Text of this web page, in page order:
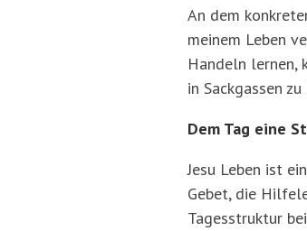
An dem
meinem Leben
Handeln lernen,
in Sackgassen
Dem Tag eine
Jesu Leben ist
Gebet, die
Tagesstruktur